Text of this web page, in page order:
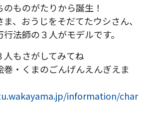
ものがたりから誕生！
、おうじをそだてたウシさん、
法師の３人がモデルです。
もさがしてみてね
巻・くまのごんげんえんぎえま
information/char